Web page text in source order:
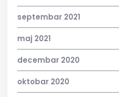
septembar 2021
maj 2021
decembar 2020
oktobar 2020